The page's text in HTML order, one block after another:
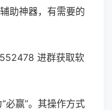
助神器，有需要的
进群获取软
必赢”。其操作方式